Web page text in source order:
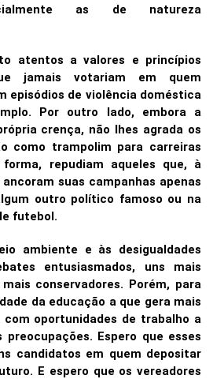
as de natureza
atentos a valores e princípios
jamais votariam em quem
episódios de violência doméstica
Por outro lado, embora a
crença, não lhes agrada os
como trampolim para carreiras
repudiam aqueles que, à
suas campanhas apenas
outro político famoso ou na
futebol.
ambiente e às desigualdades
entusiasmados, uns mais
conservadores. Porém, para
da educação a que gera mais
oportunidades de trabalho a
preocupações. Espero que esses
candidatos em quem depositar
E espero que os vereadores